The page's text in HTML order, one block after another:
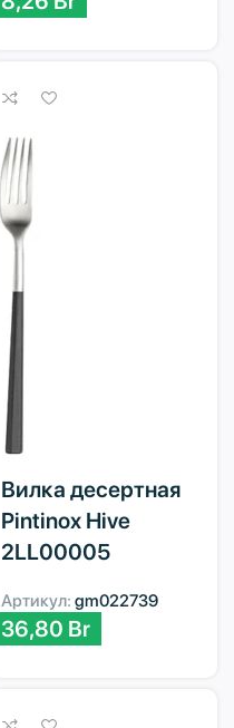
Вилка десертная
Pintinox Hive
2LL00005
Артикул: gm022739
36,80 Br